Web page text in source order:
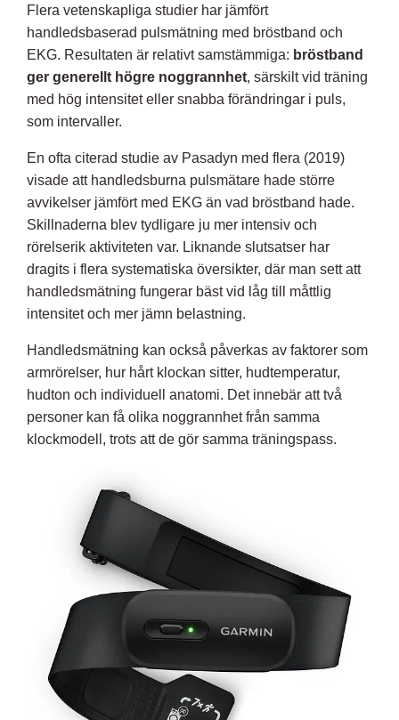
Flera vetenskapliga studier har jämfört
handledsbaserad pulsmätning med bröstband och
EKG. Resultaten är relativt samstämmiga: bröstband
ger generellt högre noggrannhet, särskilt vid träning
med hög intensitet eller snabba förändringar i puls,
som intervaller.
En ofta citerad studie av Pasadyn med flera (2019)
visade att handledsburna pulsmätare hade större
avvikelser jämfört med EKG än vad bröstband hade.
Skillnaderna blev tydligare ju mer intensiv och
rörelserik aktiviteten var. Liknande slutsatser har
dragits i flera systematiska översikter, där man sett att
handledsmätning fungerar bäst vid låg till måttlig
intensitet och mer jämn belastning.
Handledsmätning kan också påverkas av faktorer som
armrörelser, hur hårt klockan sitter, hudtemperatur,
hudton och individuell anatomi. Det innebär att två
personer kan få olika noggrannhet från samma
klockmodell, trots att de gör samma träningspass.